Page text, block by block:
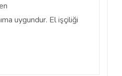
uygundur. El işçiliği